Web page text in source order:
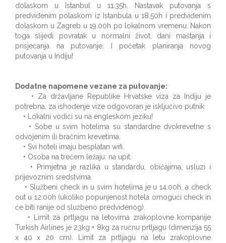
dolaskom u Istanbul u 11.35h. Nastavak putovanja s
predviđenim polaskom iz Istanbula u 18.50h i predviđenim
dolaskom u Zagreb u 19.00h po lokalnom vremenu. Nakon
toga slijedi povratak u normalni život, dani maštanja i
prisjećanja na putovanje. I početak planiranja novog
putovanja u Indiju!
Dodatne napomene vezane za putovanje:
• Za državljane Republike Hrvatske viza za Indiju je
potrebna, za ishođenje vize odgovoran je isključivo putnik
• Lokalni vodiči su na engleskom jeziku!
• Sobe u svim hotelima su standardne dvokrevetne s
odvojenim ili bračnim krevetima.
• Svi hoteli imaju besplatan wifi.
• Osoba na trećem ležaju: na upit.
• Primjetna je razlika u standardu, običajima, usluzi i
prijevoznim sredstvima.
• Službeni check in u svim hotelima je u 14:00h, a check
out u 12:00h (ukoliko popunjenost hotela omogući check in
će biti ranije od službeno predviđenog).
• Limit za prtljagu na letovima zrakoplovne kompanije
Turkish Airlines je 23kg + 8kg za ručnu prtljagu (dimenzija 55
x 40 x 20 cm). Limit za prtljagu na letu zrakoplovne